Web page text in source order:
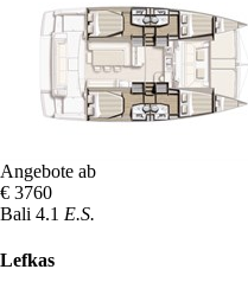
Angebote ab
€ 3760
Bali 4.1 E.S.
Lefkas